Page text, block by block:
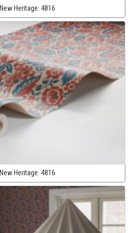
New Heritage: 4816
New Heritage: 4816